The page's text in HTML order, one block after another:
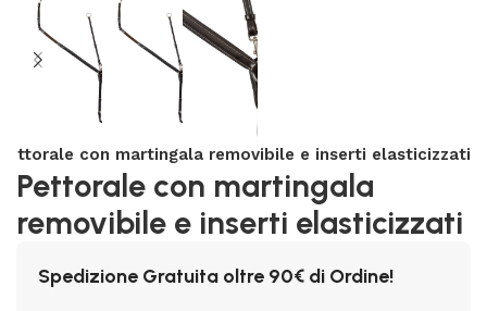
con martingala removibile e inserti elasticizzati
Pettorale con martingala
removibile e inserti elasticizzati
Spedizione Gratuita oltre 90€ di Ordine!